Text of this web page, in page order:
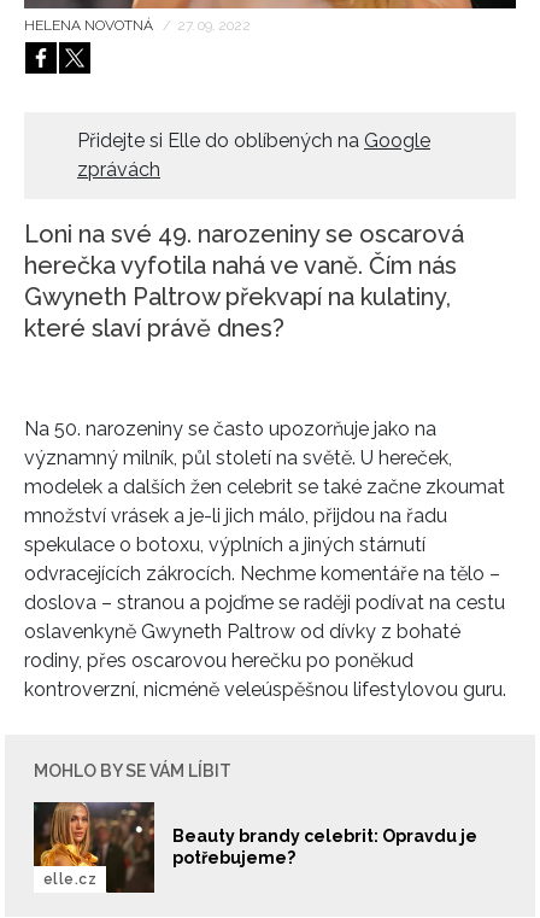
HOME
HELENA NOVOTNÁ / 27. 09. 2022
Přidejte si Elle do oblíbených na Google
zprávách
Loni na své 49. narozeniny se oscarová
herečka vyfotila nahá ve vaně. Čím nás
Gwyneth Paltrow překvapí na kulatiny,
které slaví právě dnes?
Na 50. narozeniny se často upozorňuje jako na
významný milník, půl století na světě. U hereček,
modelek a dalších žen celebrit se také začne zkoumat
množství vrásek a je-li jich málo, přijdou na řadu
spekulace o botoxu, výplních a jiných stárnutí
odvracejících zákrocích. Nechme komentáře na tělo –
doslova – stranou a pojďme se raději podívat na cestu
oslavenkyně Gwyneth Paltrow od dívky z bohaté
rodiny, přes oscarovou herečku po poněkud
kontroverzní, nicméně veleúspěšnou lifestylovou guru.
MOHLO BY SE VÁM LÍBIT
Beauty brandy celebrit: Opravdu je
potřebujeme?
elle.cz